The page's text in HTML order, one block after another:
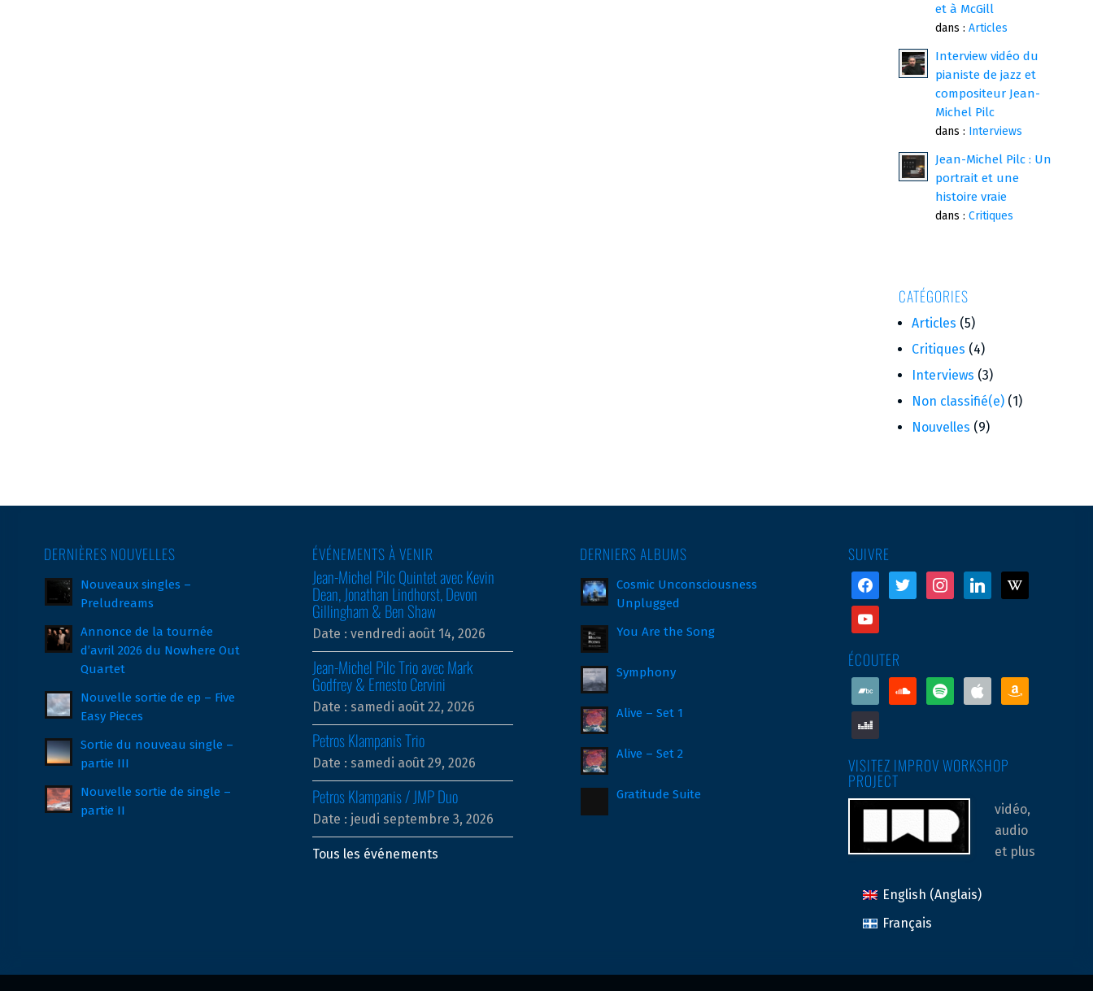
et à McGill
dans : Articles
Interview vidéo du
pianiste de jazz et
compositeur Jean-
Michel Pilc
dans : Interviews
Jean-Michel Pilc : Un
portrait et une
histoire vraie
dans : Critiques
CATÉGORIES
Articles (5)
Critiques (4)
Interviews (3)
Non classifié(e)(1)
Nouvelles (9)
DERNIÈRES NOUVELLES
Nouveaux singles –
Preludreams
Annonce de la tournée
d’avril 2026 du Nowhere Out
Quartet
Nouvelle sortie de ep – Five
Easy Pieces
Sortie du nouveau single –
partie III
Nouvelle sortie de single –
partie II
ÉVÉNEMENTS À VENIR
Jean-Michel Pilc Quintet avec Kevin
Dean, Jonathan Lindhorst, Devon
Gillingham & Ben Shaw
Date : vendredi août 14, 2026
Jean-Michel Pilc Trio avec Mark
Godfrey & Ernesto Cervini
Date : samedi août 22, 2026
Petros Klampanis Trio
Date : samedi août 29, 2026
Petros Klampanis / JMP Duo
Date : jeudi septembre 3, 2026
Tous les événements
DERNIERS ALBUMS
Cosmic Unconsciousness
Unplugged
You Are the Song
Symphony
Alive – Set 1
Alive – Set 2
Gratitude Suite
SUIVRE
facebooktwitter instagramlinkedinwikipedia
youtube
ÉCOUTER
bandcampsoundcloud
spotify apple amazon
deezer
VISITEZ IMPROV WORKSHOP
PROJECT
vidéo,
audio
et plus
English (Anglais)
Français